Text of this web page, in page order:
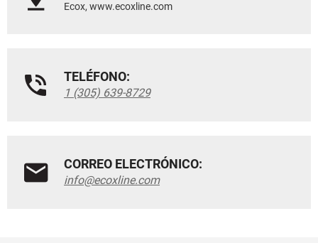
Ecox, www.ecoxline.com
TELÉFONO:
1 (305) 639-8729
CORREO ELECTRÓNICO:
info@ecoxline.com